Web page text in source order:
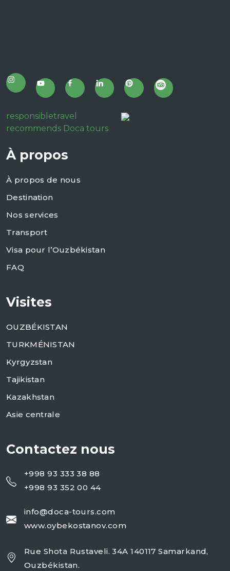
responsibletravel
recommends Doca tours
À propos
À propos de nous
Destination
Nos services
Transport
Visa pour l’Ouzbékistan
FAQ
Visites
OUZBÉKISTAN
TURKMÉNISTAN
Kyrgyzstan
Tajikistan
Kazakhstan
Asie centrale
Contactez nous
+998 93 333 38 88
+998 93 352 00 44
info@doca-tours.com
www.oybekostanov.com
Rue Shota Rustaveli. 34A 140117 Samarkand,
Ouzbékistan.